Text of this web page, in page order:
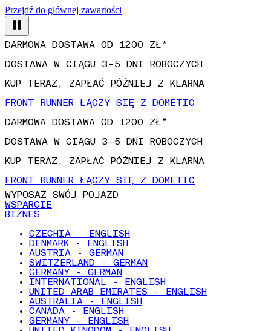
Przejdź do głównej zawartości
DOSTAWA W CIĄGU 3–5 DNI ROBOCZYCH
KUP TERAZ, ZAPŁAĆ PÓŹNIEJ Z KLARNA
FRONT RUNNER ŁĄCZY SIĘ Z DOMETIC
DARMOWA DOSTAWA OD 1200 ZŁ*
DOSTAWA W CIĄGU 3–5 DNI ROBOCZYCH
KUP TERAZ, ZAPŁAĆ PÓŹNIEJ Z KLARNA
FRONT RUNNER ŁĄCZY SIĘ Z DOMETIC
WYPOSAŻ SWÓJ POJAZD
WSPARCIE
BIZNES
CZECHIA - ENGLISH
DENMARK - ENGLISH
AUSTRIA - GERMAN
SWITZERLAND - GERMAN
GERMANY - GERMAN
INTERNATIONAL - ENGLISH
UNITED ARAB EMIRATES - ENGLISH
AUSTRALIA - ENGLISH
CANADA - ENGLISH
GERMANY - ENGLISH